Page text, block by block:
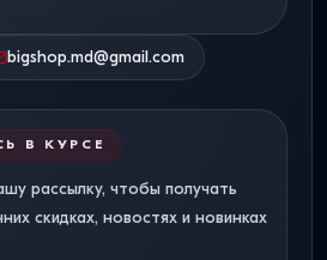
гибких финансовых решений
заказов в Кишинев, Бельцы, Кагул
пункт страны. Каждое
проверку и
упаковке для защиты бортов
bigshop.md@gmail.com
В КУРСЕ
рассылку, чтобы получать
скидках, новостях и новинках